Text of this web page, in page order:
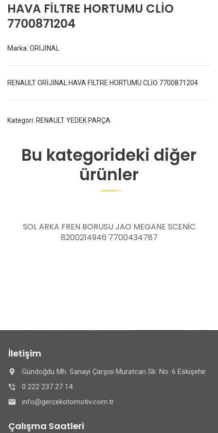
HAVA FİLTRE HORTUMU CLİO
7700871204
Marka: ORİJİNAL
RENAULT ORİJİNAL HAVA FİLTRE HORTUMU CLİO 7700871204
Kategori: RENAULT YEDEK PARÇA
Bu kategorideki diğer
ürünler
SOL ARKA FREN BORUSU JAO MEGANE SCENİC
8200214946 7700434787
İletişim
Gündoğdu Mh. Sanayi Çarşısı Muratcan Sk. No: 6 Eskişehir
0 222 237 27 14
info@gercekotomotiv.com.tr
Çalışma Saatleri